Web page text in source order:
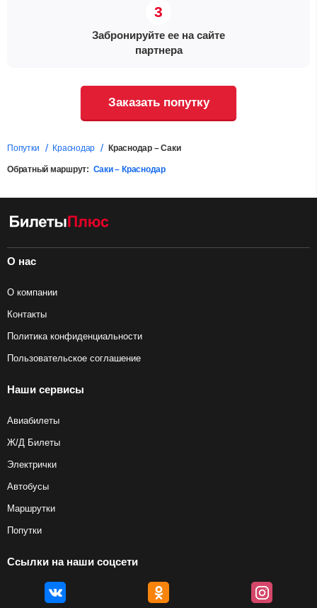
Забронируйте ее на сайте
партнера
Заказать попутку
Попутки Краснодар Краснодар – Саки
Обратный маршрут: Саки – Краснодар
О нас
О компании
Контакты
Политика конфиденциальности
Пользовательское соглашение
Наши сервисы
Авиабилеты
Ж/Д Билеты
Электрички
Автобусы
Маршрутки
Попутки
Ссылки на наши соцсети